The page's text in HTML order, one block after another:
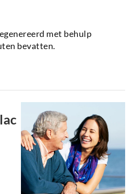
met behulp
bevatten.